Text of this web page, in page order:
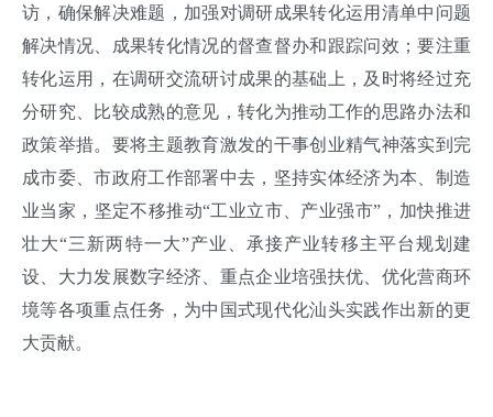
访，确保解决难题，加强对调研成果转化运用清单中问题
解决情况、成果转化情况的督查督办和跟踪问效；要注重
转化运用，在调研交流研讨成果的基础上，及时将经过充
分研究、比较成熟的意见，转化为推动工作的思路办法和
政策举措。要将主题教育激发的干事创业精气神落实到完
成市委、市政府工作部署中去，坚持实体经济为本、制造
业当家，坚定不移推动“工业立市、产业强市”，加快推进
壮大“三新两特一大”产业、承接产业转移主平台规划建
设、大力发展数字经济、重点企业培强扶优、优化营商环
境等各项重点任务，为中国式现代化汕头实践作出新的更
大贡献。